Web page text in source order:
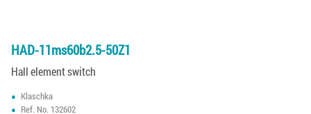
HAD-11ms60b2.5-50Z1
Hall element switch
Klaschka
Ref. No. 132602